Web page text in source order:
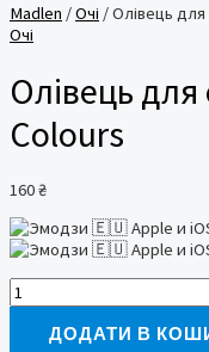
Madlen /Очі / Олівець
Очі
Олівець
Colours
160₴
Олівець
для
ДОДАТИ В